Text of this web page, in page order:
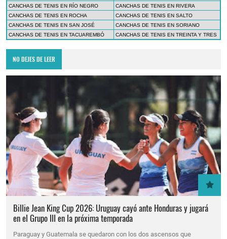
CANCHAS DE TENIS EN RÍO NEGRO
CANCHAS DE TENIS EN RIVERA
CANCHAS DE TENIS EN ROCHA
CANCHAS DE TENIS EN SALTO
CANCHAS DE TENIS EN SAN JOSÉ
CANCHAS DE TENIS EN SORIANO
CANCHAS DE TENIS EN TACUAREMBÓ
CANCHAS DE TENIS EN TREINTA Y TRES
NO DEJES DE LEER
Billie Jean King Cup 2026: Uruguay cayó ante Honduras y jugará
en el Grupo III en la próxima temporada
Paraguay y Guatemala se quedaron con los dos ascensos que